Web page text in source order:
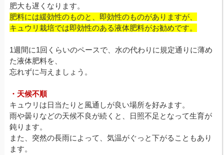
肥大も遅くなります。
肥料には緩効性のものと、即効性のものがありますが、
キュウリ栽培では即効性のある液体肥料がお勧めです。
1週間に1回くらいのペースで、水の代わりに規定通りに薄め
た液体肥料を、
忘れずに与えましょう。
・天候不順
キュウリは日当たりと風通しが良い場所を好みます。
雨や曇りなどの天候不良が続くと、日照不足となって生育が
鈍ります。
また、突然の長雨によって、気温がぐっと下がることもあり
ます。